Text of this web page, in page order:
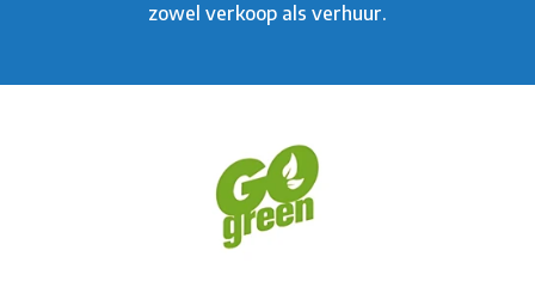
zowel verkoop als verhuur.